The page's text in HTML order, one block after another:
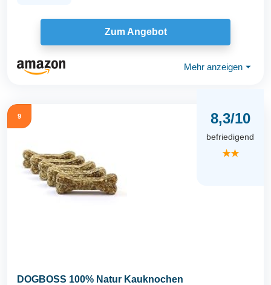
Zum Angebot
Mehr anzeigen ⏷
9 8,3/10
befriedigend
★★
DOGBOSS 100% Natur Kauknochen